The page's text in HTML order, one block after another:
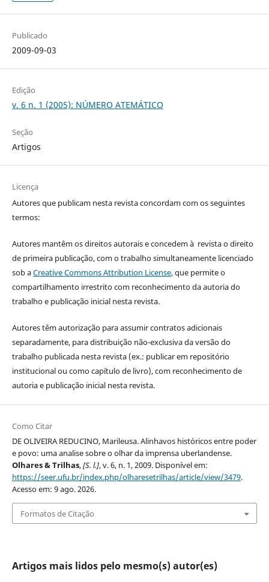
Publicado
2009-09-03
Edição
v. 6 n. 1 (2005): NÚMERO ATEMÁTICO
Seção
Artigos
Licença
Autores que publicam nesta revista concordam com os seguintes
termos:
Autores mantêm os direitos autorais e concedem à revista o direito
de primeira publicação, com o trabalho simultaneamente licenciado
sob aCreative Commons Attribution License, que permite o
compartilhamento irrestrito com reconhecimento da autoria do
trabalho e publicação inicial nesta revista.
Autores têm autorização para assumir contratos adicionais
separadamente, para distribuição não-exclusiva da versão do
trabalho publicada nesta revista (ex.: publicar em repositório
institucional ou como capítulo de livro), com reconhecimento de
autoria e publicação inicial nesta revista.
Como Citar
DE OLIVEIRA REDUCINO, Marileusa. Alinhavos históricos entre poder
e povo: uma analise sobre o olhar da imprensa uberlandense.
Olhares & Trilhas,[S. l.], v. 6, n. 1, 2009. Disponível em:
https://seer.ufu.br/index.php/olharesetrilhas/article/view/3479.
Acesso em: 9 ago. 2026.
Formatos de Citação
Artigos mais lidos pelo mesmo(s) autor(es)